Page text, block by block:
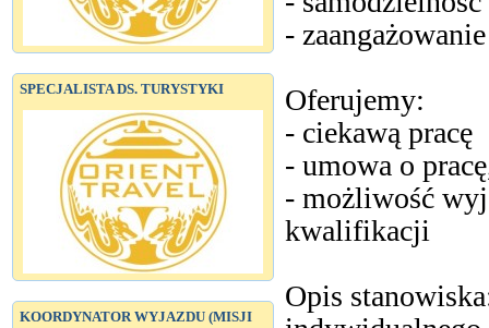
SPECJALISTA DS. TURYSTYKI
KOORDYNATOR WYJAZDU (MISJI
-
Oferujemy:
- ciekawą pracę
- umowa o
- możliwość
kwalifikacji
Opis